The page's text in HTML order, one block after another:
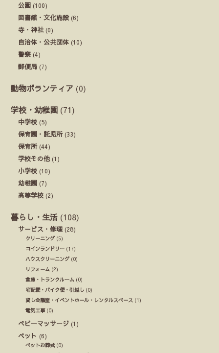
公園 (100)
図書館・文化施設(6)
寺・神社(0)
自治体・公共団体 (10)
警察 (4)
郵便局 (7)
動物ボランティア (0)
学校・幼稚園 (71)
中学校 (5)
保育園・託児所(33)
保育所(44)
学校その他 (1)
小学校 (10)
幼稚園 (7)
高等学校 (2)
暮らし・生活 (108)
サービス・修理 (28)
クリーニング(5)
コインランドリー (17)
ハウスクリーニング(0)
リフォーム (2)
倉庫・トランクルーム (0)
宅配便・バイク便・引越し (0)
貸し会議室・イベントホール・レンタルスペース (1)
電気工事(0)
ベビーマッサージ (1)
ペット (6)
ペットお葬式(0)